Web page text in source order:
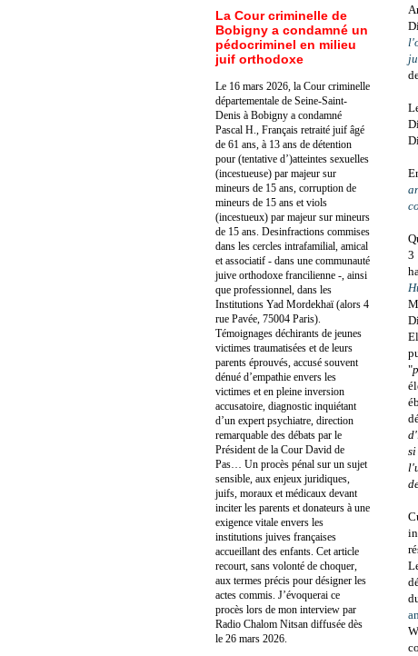
3
"
La Cour criminelle de
Bobigny a condamné un
pédocriminel en milieu
juif orthodoxe
Le 16 mars 2026, la Cour criminelle
départementale de Seine-Saint-
Denis à Bobigny a condamné
Pascal H., Français retraité juif âgé
de 61 ans, à 13 ans de détention
pour (tentative d’)atteintes sexuelles
(incestueuse) par majeur sur
mineurs de 15 ans, corruption de
mineurs de 15 ans et viols
(incestueux) par majeur sur mineurs
de 15 ans. Desinfractions commises
dans les cercles intrafamilial, amical
et associatif - dans une communauté
juive orthodoxe francilienne -, ainsi
que professionnel, dans les
Institutions Yad Mordekhaï (alors 4
rue Pavée, 75004 Paris).
Témoignages déchirants de jeunes
victimes traumatisées et de leurs
parents éprouvés, accusé souvent
dénué d’empathie envers les
victimes et en pleine inversion
accusatoire, diagnostic inquiétant
d’un expert psychiatre, direction
remarquable des débats par le
Président de la Cour David de
Pas… Un procès pénal sur un sujet
sensible, aux enjeux juridiques,
juifs, moraux et médicaux devant
inciter les parents et donateurs à une
exigence vitale envers les
institutions juives françaises
accueillant des enfants. Cet article
recourt, sans volonté de choquer,
aux termes précis pour désigner les
actes commis. J’évoquerai ce
procès lors de mon interview par
Radio Chalom Nitsan diffusée dès
le 26 mars 2026.